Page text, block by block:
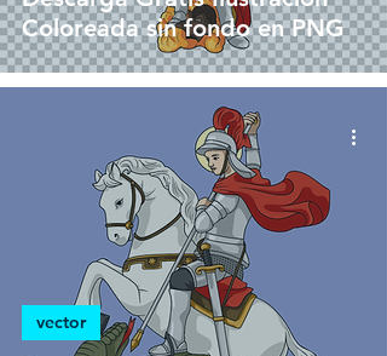
Coloreada sin fondo en PNG
vector